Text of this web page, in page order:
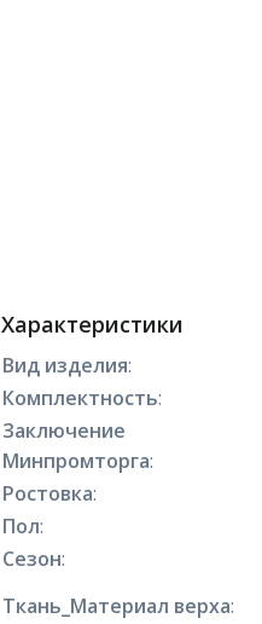
Характеристики
Вид изделия:
Комплектность:
Заключение
Минпромторга:
Ростовка:
Пол:
Сезон:
Ткань_Материал верха: